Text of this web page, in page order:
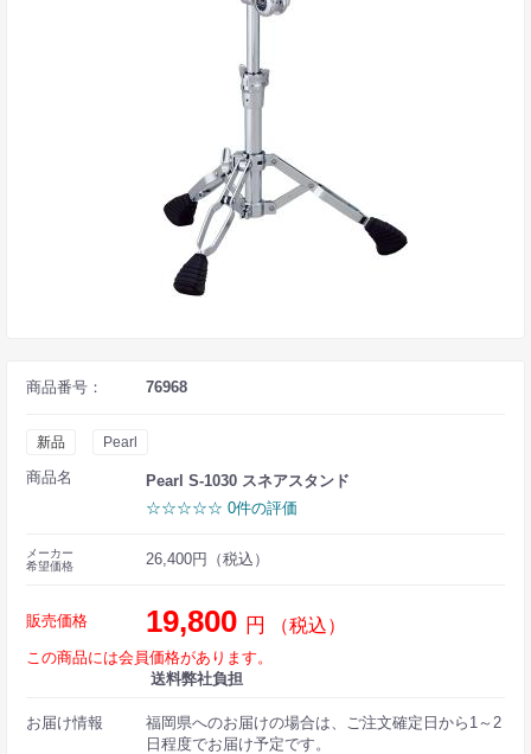
商品番号： 76968
新品 Pearl
商品名
Pearl S-1030 スネアスタンド
☆☆☆☆☆ 0件の評価
メーカー
希望価格
26,400円（税込）
販売価格 19,800 円 （税込）
この商品には会員価格があります。
送料弊社負担
お届け情報
福岡県へのお届けの場合は、ご注文確定日から1～2
日程度でお届け予定です。